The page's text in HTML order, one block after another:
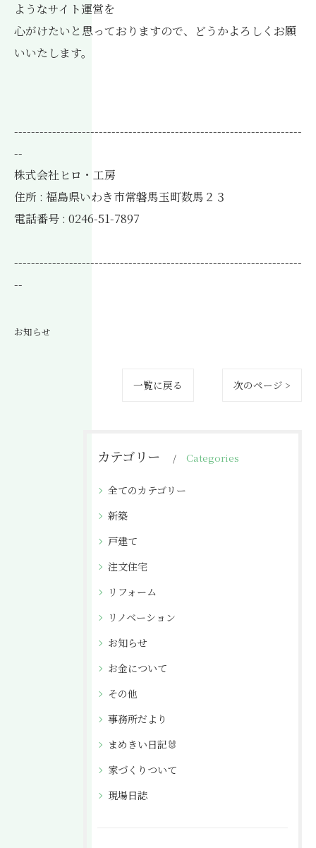
ようなサイト運営を
心がけたいと思っておりますので、どうかよろしくお願
いいたします。
--------------------------------------------------------------------
--
株式会社ヒロ・工房
住所 : 福島県いわき市常磐馬玉町数馬２３
電話番号 : 0246-51-7897
--------------------------------------------------------------------
--
お知らせ
一覧に戻る 次のページ >
カテゴリー Categories
全てのカテゴリー
新築
戸建て
注文住宅
リフォーム
リノベーション
お知らせ
お金について
その他
事務所だより
まめきい日記🐰
家づくりついて
現場日誌